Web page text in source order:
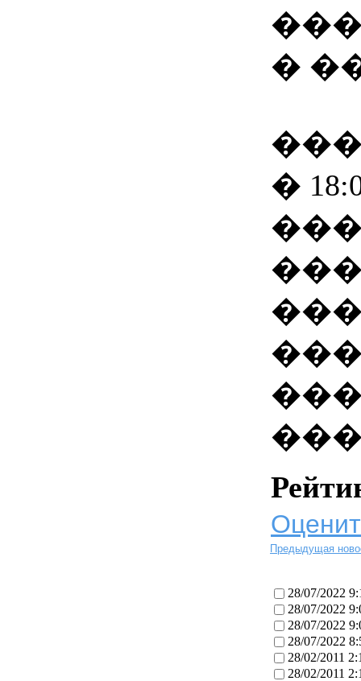
�
�
Предыдущая
28/07/2022
28/07/2022
28/07/2022
28/07/2022
28/02/2011
28/02/2011